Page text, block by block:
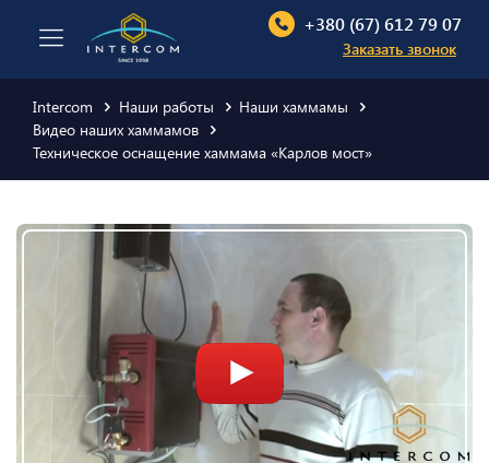
+380 (67) 612 79 07
Заказать звонок
Intercom Наши работы
Наши хаммамы
Видео наших хаммамов
Техническое оснащение хаммама «Карлов мост»